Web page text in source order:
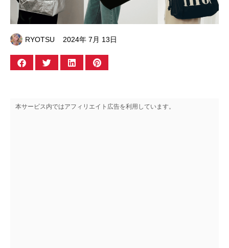
RYOTSU 2024年 7月 13日
本サービス内ではアフィリエイト広告を利用しています。